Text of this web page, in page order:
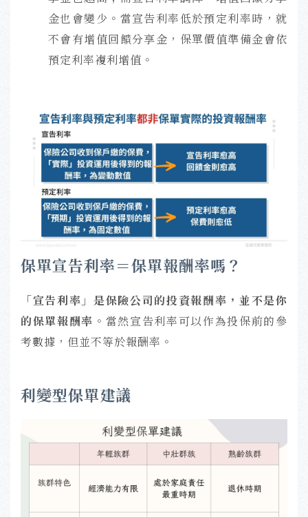
金也會變少。當宣告利率低於預定利率時，就
不會有增值回饋分享金，保單價值準備金會依
預定利率複利增值。
保單宣告利率＝保單報酬率嗎？
「宣告利率」是保險公司的投資報酬率，並不是你
的保單報酬率 。當然宣告利率可以作為投保前的參
考數據，但並不等於報酬率。
利變型保單建議